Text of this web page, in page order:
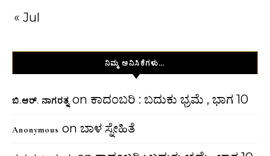
« Jul
ನಿಮ್ಮ ಅನಿಸಿಕೆಗಳು…
ಬಿ.ಆರ್. ನಾಗರತ್ನ on ಕಾದಂಬರಿ : ಬದುಕು ಭ್ರಮೆ , ಭಾಗ 10
Anonymous on ಬಾಳ ಸ್ನೇಹಿತೆ